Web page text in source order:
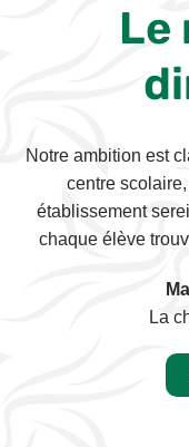
Le
Notre ambition est
centre
établissement
chaque élève
La